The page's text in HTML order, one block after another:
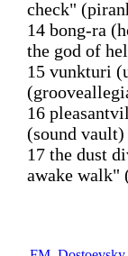
check"
14 bong-ra
the god of
15 vunkturi
16
(sound vault)
17 the dust
awake walk"